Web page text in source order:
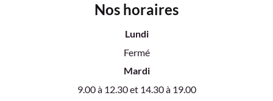
Nos horaires
Lundi
Fermé
Mardi
9.00 à 12.30 et 14.30 à 19.00